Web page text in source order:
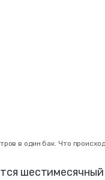
в один бак. Что